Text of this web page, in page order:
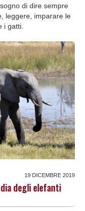
di dire sempre
leggere, imparare le
i gatti.
19 DICEMBRE 2019
degli elefanti